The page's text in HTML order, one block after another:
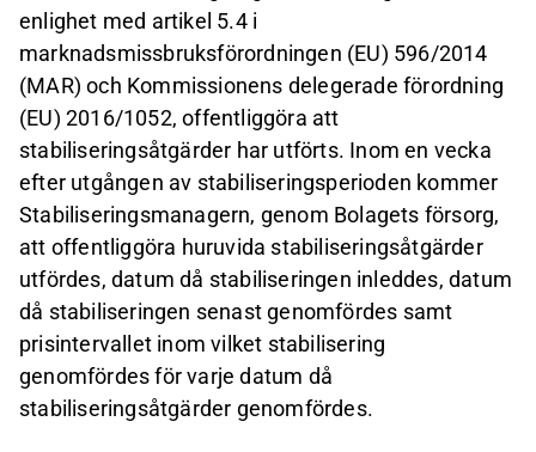
enlighet med artikel 5.4 i
marknadsmissbruksförordningen (EU) 596/2014
(MAR) och Kommissionens delegerade förordning
(EU) 2016/1052, offentliggöra att
stabiliseringsåtgärder har utförts. Inom en vecka
efter utgången av stabiliseringsperioden kommer
Stabiliseringsmanagern, genom Bolagets försorg,
att offentliggöra huruvida stabiliseringsåtgärder
utfördes, datum då stabiliseringen inleddes, datum
då stabiliseringen senast genomfördes samt
prisintervallet inom vilket stabilisering
genomfördes för varje datum då
stabiliseringsåtgärder genomfördes.